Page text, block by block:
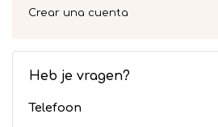
Crear una cuenta
Heb je vragen?
Telefoon